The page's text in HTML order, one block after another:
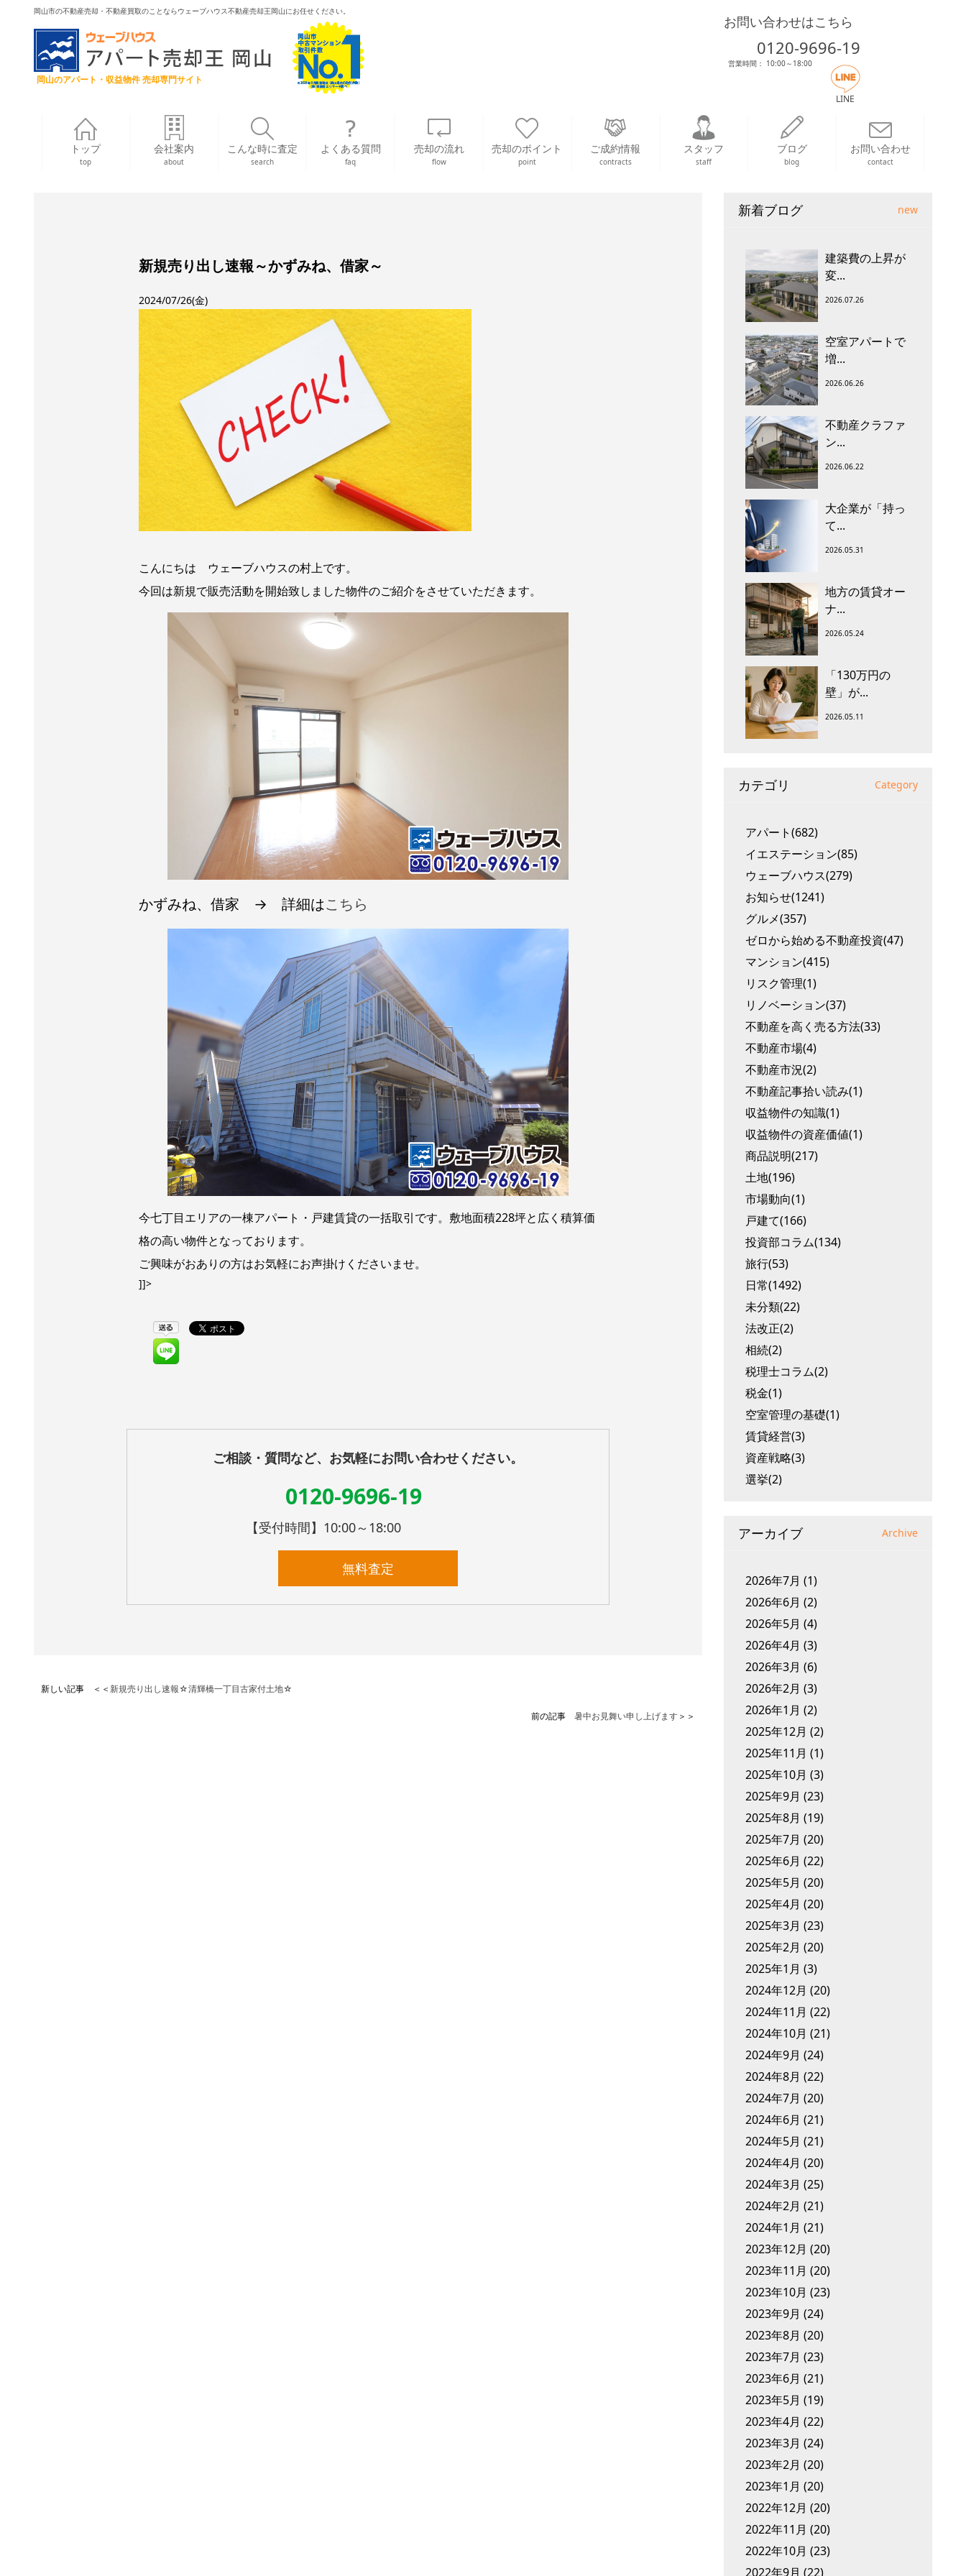
岡山市の不動産売却・不動産買取のことならウェーブハウス不動産売却王岡山にお任せください。
岡山のアパート・収益物件 売却専門サイト
お問い合わせはこちら
0120-9696-19
営業時間： 10:00～18:00
LINE
トップ
top
会社案内
about
こんな時に査定
search
よくある質問
faq
売却の流れ
flow
売却のポイント
point
ご成約情報
contracts
スタッフ
staff
ブログ
blog
お問い合わせ
contact
新規売り出し速報～かずみね、借家～
2024/07/26(金)
こんにちは ウェーブハウスの村上です。
今回は新規で販売活動を開始致しました物件のご紹介をさせていただきます。
かずみね、借家 → 詳細はこちら
今七丁目エリアの一棟アパート・戸建賃貸の一括取引です。敷地面積228坪と広く積算価
格の高い物件となっております。
ご興味がおありの方はお気軽にお声掛けくださいませ。
]]>
ご相談・質問など、お気軽にお問い合わせください。
0120-9696-19
【受付時間】10:00～18:00
無料査定
新しい記事 ＜＜ 新規売り出し速報☆清輝橋一丁目古家付土地☆
前の記事 暑中お見舞い申し上げます＞＞
新着ブログ new
建築費の上昇が
変...
2026.07.26
空室アパートで
増...
2026.06.26
不動産クラファ
ン...
2026.06.22
大企業が「持っ
て...
2026.05.31
地方の賃貸オー
ナ...
2026.05.24
「130万円の
壁」が...
2026.05.11
カテゴリ Category
アパート(682)
イエステーション(85)
ウェーブハウス(279)
お知らせ(1241)
グルメ(357)
ゼロから始める不動産投資(47)
マンション(415)
リスク管理(1)
リノベーション(37)
不動産を高く売る方法(33)
不動産市場(4)
不動産市況(2)
不動産記事拾い読み(1)
収益物件の知識(1)
収益物件の資産価値(1)
商品説明(217)
土地(196)
市場動向(1)
戸建て(166)
投資部コラム(134)
旅行(53)
日常(1492)
未分類(22)
法改正(2)
相続(2)
税理士コラム(2)
税金(1)
空室管理の基礎(1)
賃貸経営(3)
資産戦略(3)
選挙(2)
アーカイブ Archive
2026年7月 (1)
2026年6月 (2)
2026年5月 (4)
2026年4月 (3)
2026年3月 (6)
2026年2月 (3)
2026年1月 (2)
2025年12月 (2)
2025年11月 (1)
2025年10月 (3)
2025年9月 (23)
2025年8月 (19)
2025年7月 (20)
2025年6月 (22)
2025年5月 (20)
2025年4月 (20)
2025年3月 (23)
2025年2月 (20)
2025年1月 (3)
2024年12月 (20)
2024年11月 (22)
2024年10月 (21)
2024年9月 (24)
2024年8月 (22)
2024年7月 (20)
2024年6月 (21)
2024年5月 (21)
2024年4月 (20)
2024年3月 (25)
2024年2月 (21)
2024年1月 (21)
2023年12月 (20)
2023年11月 (20)
2023年10月 (23)
2023年9月 (24)
2023年8月 (20)
2023年7月 (23)
2023年6月 (21)
2023年5月 (19)
2023年4月 (22)
2023年3月 (24)
2023年2月 (20)
2023年1月 (20)
2022年12月 (20)
2022年11月 (20)
2022年10月 (23)
2022年9月 (22)